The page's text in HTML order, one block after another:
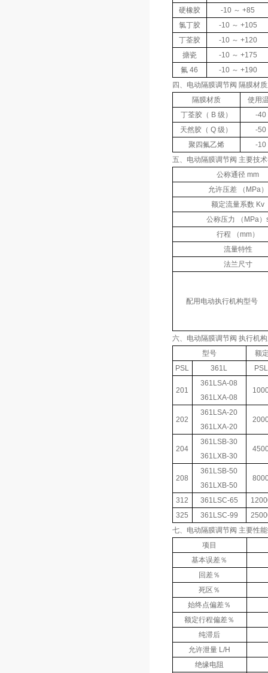
硬橡胶
-10 ～ +85
氯丁胶
-10 ～ +105
丁荃胶
-10 ～ +120
搪瓷
-10 ～ +175
氟 46
-10 ～ +190
四、电动隔膜调节阀 隔膜材
隔膜材质
使用
丁荃胶（ B 级）
-40
天然胶（ Q 级）
-50
聚四氟乙烯
-10
五、电动隔膜调节阀 主要技
公称通径 mm
允许压差 （MPa）
额定流量系数 Kv
公称压力 （MPa）
行程 （mm）
流量特性
法兰尺寸
配用电动执行机构型号
六、电动隔膜调节阀 执行机
型号
额
PSL
361L PSL
201
361LSA-08
361LXA-08
202
361LSA-20
361LXA-20
204
361LSB-30
361LXB-30
208
361LSB-50
361LXB-50
312 361LSC-65
325
361LSC-99
七、电动隔膜调节阀 主要性
项目
基本误差％
回差％
死区％
始终点偏差％
额定行程偏差％
纯滞后
允许泄量 L/H
绝缘电阻